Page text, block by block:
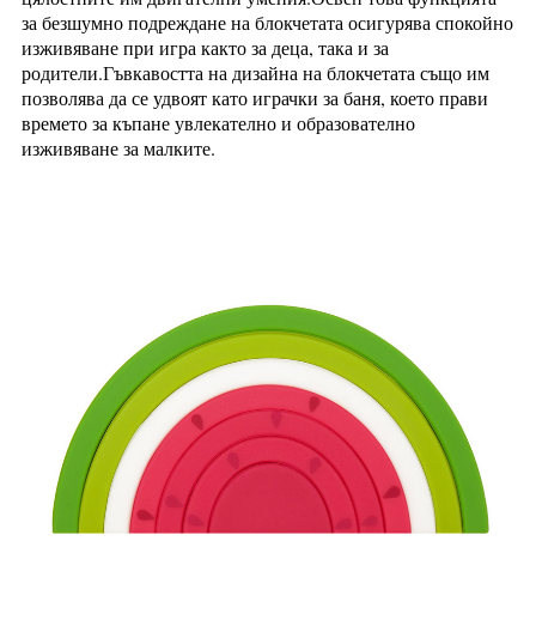
за безшумно подреждане на блокчетата осигурява спокойно
изживяване при игра както за деца, така и за
родители.Гъвкавостта на дизайна на блокчетата също им
позволява да се удвоят като играчки за баня, което прави
времето за къпане увлекателно и образователно
изживяване за малките.